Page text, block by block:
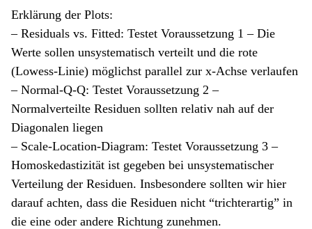
Erklärung der Plots:
– Residuals vs. Fitted: Testet Voraussetzung 1 – Die
Werte sollen unsystematisch verteilt und die rote
(Lowess-Linie) möglichst parallel zur x-Achse verlaufen
– Normal-Q-Q: Testet Voraussetzung 2 –
Normalverteilte Residuen sollten relativ nah auf der
Diagonalen liegen
– Scale-Location-Diagram: Testet Voraussetzung 3 –
Homoskedastizität ist gegeben bei unsystematischer
Verteilung der Residuen. Insbesondere sollten wir hier
darauf achten, dass die Residuen nicht “trichterartig” in
die eine oder andere Richtung zunehmen.